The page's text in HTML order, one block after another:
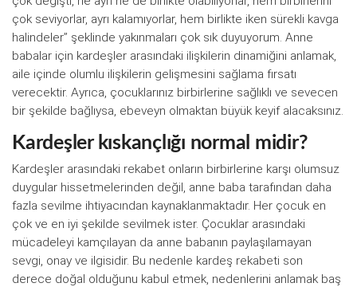
çok seviyorlar, ayrı kalamıyorlar, hem birlikte iken sürekli kavga
halindeler’’ şeklinde yakınmaları çok sık duyuyorum. Anne
babalar için kardeşler arasındaki ilişkilerin dinamiğini anlamak,
aile içinde olumlu ilişkilerin gelişmesini sağlama fırsatı
verecektir. Ayrıca, çocuklarınız birbirlerine sağlıklı ve sevecen
bir şekilde bağlıysa, ebeveyn olmaktan büyük keyif alacaksınız.
Kardeşler kıskançlığı normal midir?
Kardeşler arasındaki rekabet onların birbirlerine karşı olumsuz
duygular hissetmelerinden değil, anne baba tarafından daha
fazla sevilme ihtiyacından kaynaklanmaktadır. Her çocuk en
çok ve en iyi şekilde sevilmek ister. Çocuklar arasındaki
mücadeleyi kamçılayan da anne babanın paylaşılamayan
sevgi, onay ve ilgisidir. Bu nedenle kardeş rekabeti son
derece doğal olduğunu kabul etmek, nedenlerini anlamak baş